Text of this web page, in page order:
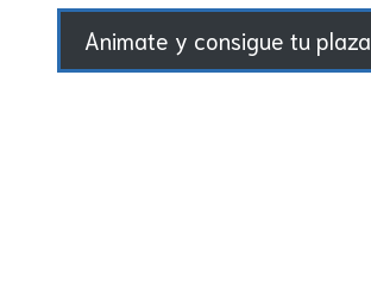
Animate y consigue tu plaza